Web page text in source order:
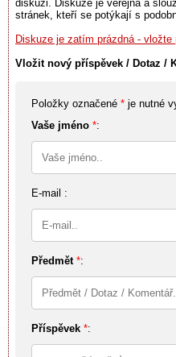
diskuzi. Diskuze je veřejná a
stránek, kteří se potýkají s
Diskuze je zatím prázdná - vložte
Vložit nový příspěvek / Dotaz /
Položky označené * je nutné
Vaše jméno *:
E-mail :
Předmět *:
Příspěvek *: